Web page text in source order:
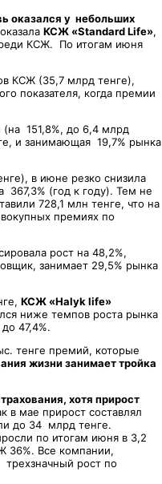
оказался у небольших
КСЖ «Standard Life»,
КСЖ. По итогам июня
КСЖ (35,7 млрд тенге),
показателя, когда премии
151,8%, до 6,4 млрд
и занимающая 19,7% рынка
в июне резко снизила
367,3% (год к году). Тем не
728,1 млн тенге, что на
премиях по
рост на 48,2%,
занимает 29,5% рынка
КСЖ «Halyk life»
ниже темпов роста рынка
47,4%.
тенге премий, которые
жизни занимает тройка
хотя прирост
в мае прирост составлял
до 34 млрд тенге.
по итогам июня в 3,2
36%. Все компании,
рост по